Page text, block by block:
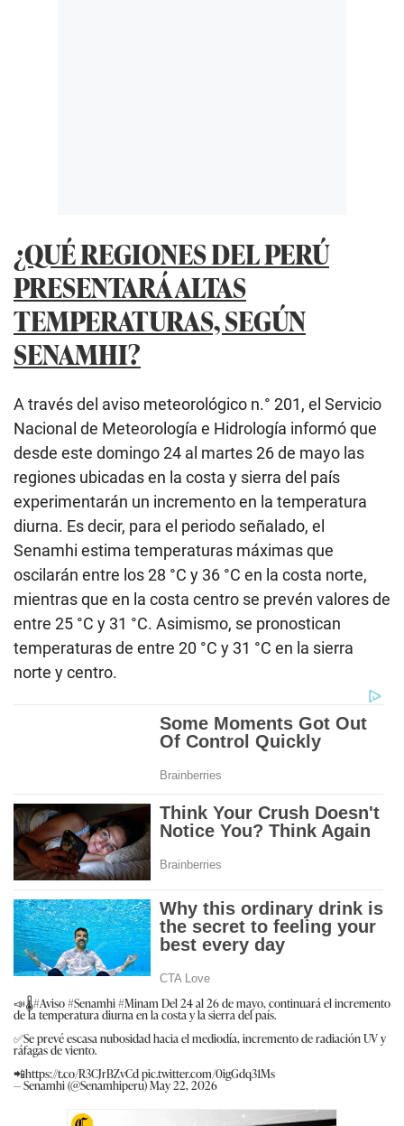
¿QUÉ REGIONES DEL PERÚ
PRESENTARÁ ALTAS
TEMPERATURAS, SEGÚN
SENAMHI?
A través del aviso meteorológico n.° 201, el Servicio
Nacional de Meteorología e Hidrología informó que
desde este domingo 24 al martes 26 de mayo las
regiones ubicadas en la costa y sierra del país
experimentarán un incremento en la temperatura
diurna. Es decir, para el periodo señalado, el
Senamhi estima temperaturas máximas que
oscilarán entre los 28 °C y 36 °C en la costa norte,
mientras que en la costa centro se prevén valores de
entre 25 °C y 31 °C. Asimismo, se pronostican
temperaturas de entre 20 °C y 31 °C en la sierra
norte y centro.
📣🌡️#Aviso#Senamhi#MinamDel 24 al 26 de mayo, continuará el incremento
de la temperatura diurna en la costa y la sierra del país.
✅Se prevé escasa nubosidad hacia el mediodía, incremento de radiación UV y
ráfagas de viento.
📲https://t.co/R3CJrBZvCdpic.twitter.com/0igGdq31Ms
— Senamhi (@Senamhiperu)May 22, 2026